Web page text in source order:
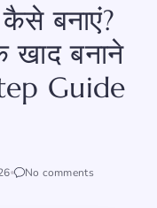
बनाएं?
बनाने
Guide
No comments